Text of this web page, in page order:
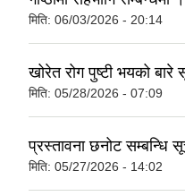
मिति: 06/03/2026 - 20:14
खोरेत रोग पुष्टी भयको बारे
मिति: 05/28/2026 - 07:09
प्रस्तावना छनोट सम्बन्धि
मिति: 05/27/2026 - 14:02